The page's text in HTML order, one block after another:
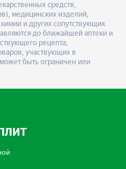
средств,
медицинских изделий,
и других сопутствующих
до ближайшей аптеки и
рецепта,
участвующих в
быть ограничен или